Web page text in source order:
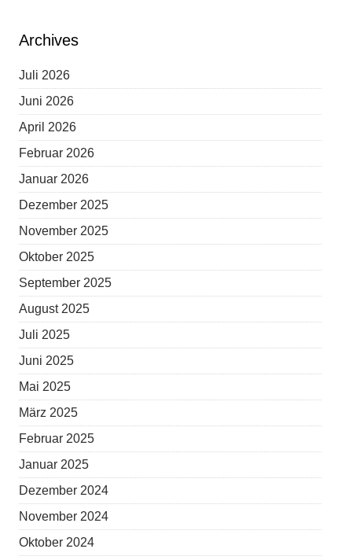
Archives
Juli 2026
Juni 2026
April 2026
Februar 2026
Januar 2026
Dezember 2025
November 2025
Oktober 2025
September 2025
August 2025
Juli 2025
Juni 2025
Mai 2025
März 2025
Februar 2025
Januar 2025
Dezember 2024
November 2024
Oktober 2024